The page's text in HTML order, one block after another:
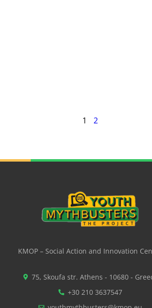
1 2
KMOP – Social Action and Innovation
75, Skoufa str. Athens - 10680 -
+30 210 3637547